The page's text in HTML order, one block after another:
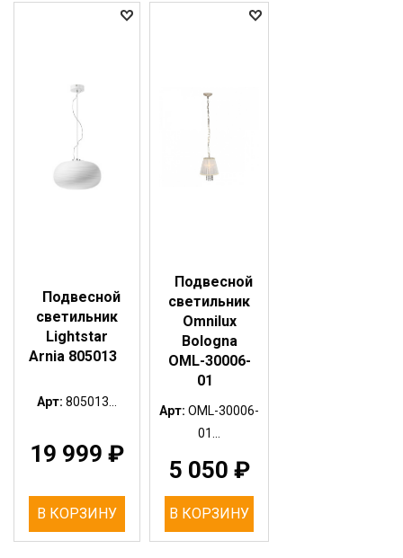
Подвесной
светильник
Lightstar
Arnia 805013
Арт: 805013...
19 999 ₽
В КОРЗИНУ
Подвесной
светильник
Omnilux
Bologna
OML-30006-
01
Арт: OML-30006-
01...
5 050 ₽
В КОРЗИНУ